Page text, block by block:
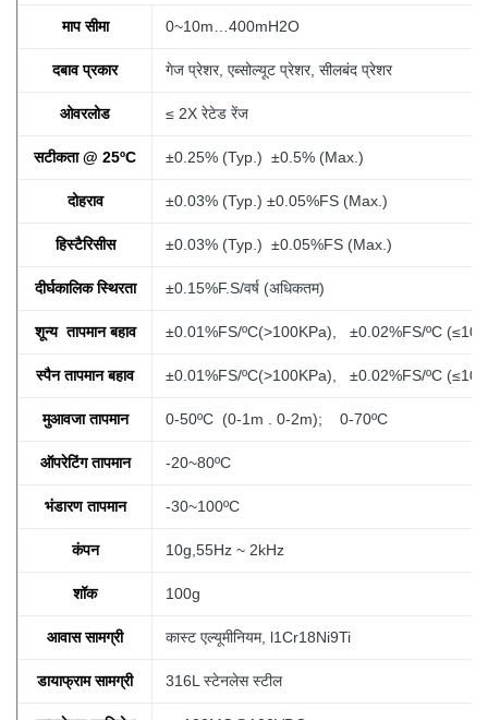
माप सीमा 0~10m…400mH2O
दबाव प्रकार गेज प्रेशर, एब्सोल्यूट प्रेशर, सीलबंद प्रेशर
ओवरलोड ≤ 2X रेटेड रेंज
सटीकता @ 25ºC ±0.25% (Typ.) ±0.5% (Max.)
दोहराव ±0.03% (Typ.) ±0.05%FS (Max.)
हिस्टैरिसीस ±0.03% (Typ.) ±0.05%FS (Max.)
दीर्घकालिक स्थिरता ±0.15%F.S/वर्ष (अधिकतम)
शून्य तापमान बहाव ±0.01%FS/ºC(>100KPa), ±0.02%FS/ºC
स्पैन तापमान बहाव ±0.01%FS/ºC(>100KPa), ±0.02%FS/ºC
मुआवजा तापमान 0-50ºC (0-1m . 0-2m); 0-70ºC
ऑपरेटिंग तापमान -20~80ºC
भंडारण तापमान -30~100ºC
कंपन 10g,55Hz ~ 2kHz
शॉक 100g
आवास सामग्री कास्ट एल्यूमीनियम, l1Cr18Ni9Ti
डायाफ्राम सामग्री 316L स्टेनलेस स्टील